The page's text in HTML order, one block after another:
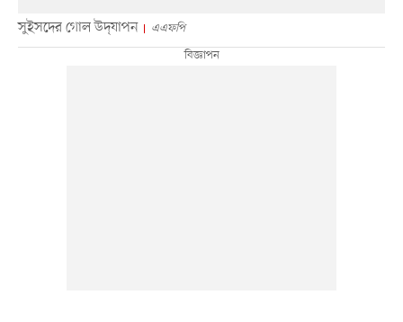
সুইসদের গোল উদ্‌যাপন এএফপি